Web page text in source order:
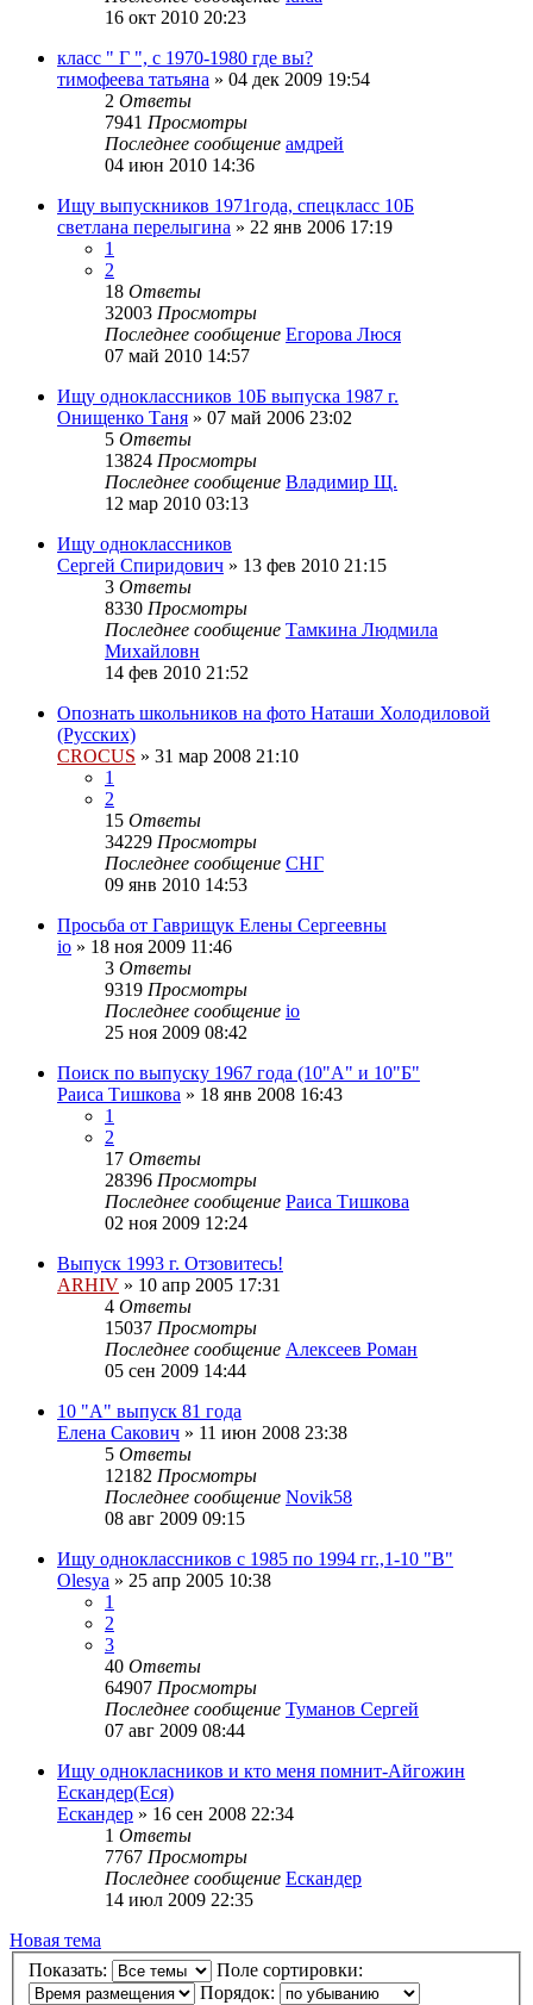
16 окт 2010 20:23
класс " Г ", с 1970-1980 где вы?
тимофеева татьяна » 04 дек 2009 19:54
2 Ответы
7941 Просмотры
Последнее сообщение амдрей
04 июн 2010 14:36
Ищу выпускников 1971года, спецкласс 10Б
светлана перелыгина » 22 янв 2006 17:19
1
2
18 Ответы
32003 Просмотры
Последнее сообщение Егорова Люся
07 май 2010 14:57
Ищу одноклассников 10Б выпуска 1987 г.
Онищенко Таня » 07 май 2006 23:02
5 Ответы
13824 Просмотры
Последнее сообщение Владимир Щ.
12 мар 2010 03:13
Ищу одноклассников
Сергей Спиридович » 13 фев 2010 21:15
3 Ответы
8330 Просмотры
Последнее сообщение Тамкина Людмила
Михайловн
14 фев 2010 21:52
Опознать школьников на фото Наташи Холодиловой
(Русских)
CROCUS » 31 мар 2008 21:10
1
2
15 Ответы
34229 Просмотры
Последнее сообщение СНГ
09 янв 2010 14:53
Просьба от Гаврищук Елены Сергеевны
io » 18 ноя 2009 11:46
3 Ответы
9319 Просмотры
Последнее сообщение io
25 ноя 2009 08:42
Поиск по выпуску 1967 года (10"А" и 10"Б"
Раиса Тишкова » 18 янв 2008 16:43
1
2
17 Ответы
28396 Просмотры
Последнее сообщение Раиса Тишкова
02 ноя 2009 12:24
Выпуск 1993 г. Отзовитесь!
ARHIV » 10 апр 2005 17:31
4 Ответы
15037 Просмотры
Последнее сообщение Алексеев Роман
05 сен 2009 14:44
10 "А" выпуск 81 года
Елена Cакович » 11 июн 2008 23:38
5 Ответы
12182 Просмотры
Последнее сообщение Novik58
08 авг 2009 09:15
Ищу одноклассников с 1985 по 1994 гг.,1-10 "В"
Olesya » 25 апр 2005 10:38
1
2
3
40 Ответы
64907 Просмотры
Последнее сообщение Туманов Сергей
07 авг 2009 08:44
Ищу однокласников и кто меня помнит-Айгожин
Ескандер(Еся)
Ескандер » 16 сен 2008 22:34
1 Ответы
7767 Просмотры
Последнее сообщение Ескандер
14 июл 2009 22:35
Новая тема
Показать:
Поле сортировки:
Порядок: